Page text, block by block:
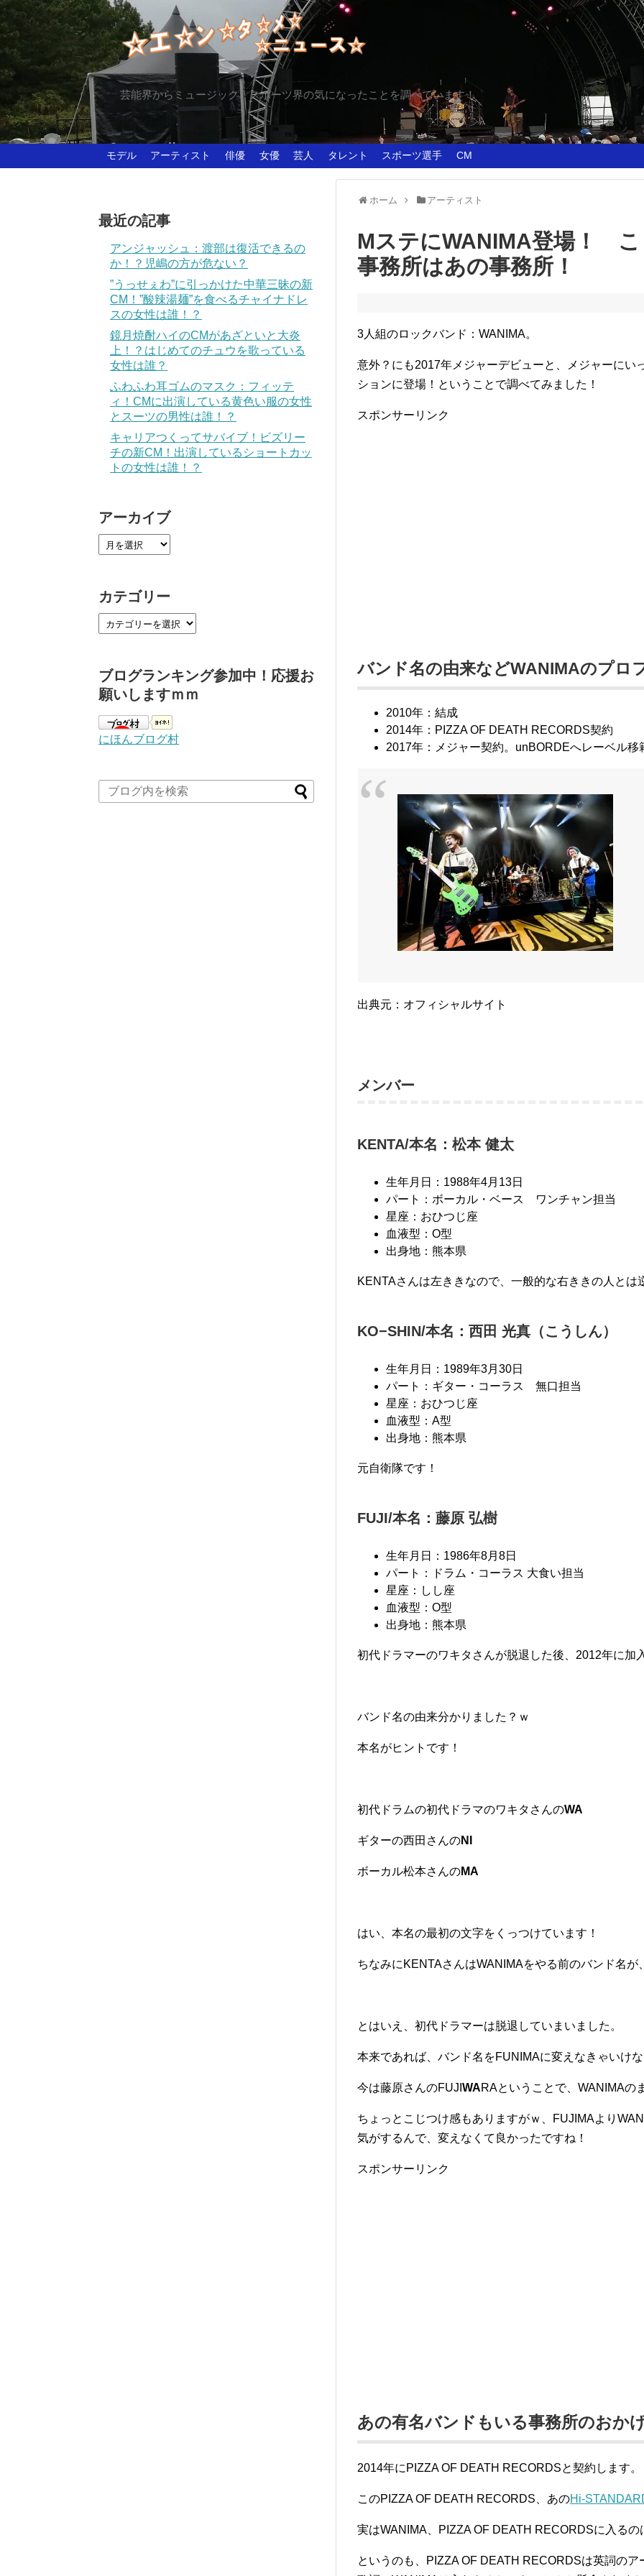
芸能界からミュージック、スポーツ界の気になったことを調べています！
モデル アーティスト 俳優 女優 芸人 タレント スポーツ選手 CM
ホーム アーティスト
MステにWANIMA登場！
事務所はあの事務所！
3人組のロックバンド：WANIMA。
意外？にも2017年メジャーデビューと、メジャーにい
ションに登場！ということで調べてみました！
スポンサーリンク
バンド名の由来などWANIMAのプロ
2010年：結成
2014年：PIZZA OF DEATH RECORDS契約
2017年：メジャー契約。unBORDEへレーベル移
出典元：オフィシャルサイト
メンバー
KENTA/本名：松本 健太
生年月日：1988年4月13日
パート：ボーカル・ベース ワンチャン担当
星座：おひつじ座
血液型：O型
出身地：熊本県
KENTAさんは左ききなので、一般的な右ききの人と
KO−SHIN/本名：西田 光真（こうしん）
生年月日：1989年3月30日
パート：ギター・コーラス 無口担当
星座：おひつじ座
血液型：A型
出身地：熊本県
元自衛隊です！
FUJI/本名：藤原 弘樹
生年月日：1986年8月8日
パート：ドラム・コーラス 大食い担当
星座：しし座
血液型：O型
出身地：熊本県
初代ドラマーのワキタさんが脱退した後、2012年に加
バンド名の由来分かりました？ｗ
本名がヒントです！
初代ドラムの初代ドラマのワキタさんのWA
ギターの西田さんのNI
ボーカル松本さんのMA
はい、本名の最初の文字をくっつけています！
ちなみにKENTAさんはWANIMAをやる前のバンド名が
とはいえ、初代ドラマーは脱退していまいました。
本来であれば、バンド名をFUNIMAに変えなきゃいけ
今は藤原さんのFUJI WARAということで、WANIMAの
ちょっとこじつけ感もありますがｗ、FUJIMAより
気がするんで、変えなくて良かったですね！
スポンサーリンク
あの有名バンドもいる事務所のおか
2014年にPIZZA OF DEATH RECORDSと契約します。
このPIZZA OF DEATH RECORDS、あのHi-
実はWANIMA、PIZZA OF DEATH RECORDSに入る
というのも、PIZZA OF DEATH RECORDSは英詞の
最近の記事
アンジャッシュ：渡部は復活できるの
か！？児嶋の方が危ない？
”うっせぇわ”に引っかけた中華三昧の新
CM！”酸辣湯麺”を食べるチャイナドレ
スの女性は誰！？
鏡月焼酎ハイのCMがあざといと大炎
上！？はじめてのチュウを歌っている
女性は誰？
ふわふわ耳ゴムのマスク：フィッテ
ィ！CMに出演している黄色い服の女性
とスーツの男性は誰！？
キャリアつくってサバイブ！ビズリー
チの新CM！出演しているショートカッ
トの女性は誰！？
アーカイブ
カテゴリー
ブログランキング参加中！応援お
願いしますｍｍ
にほんブログ村